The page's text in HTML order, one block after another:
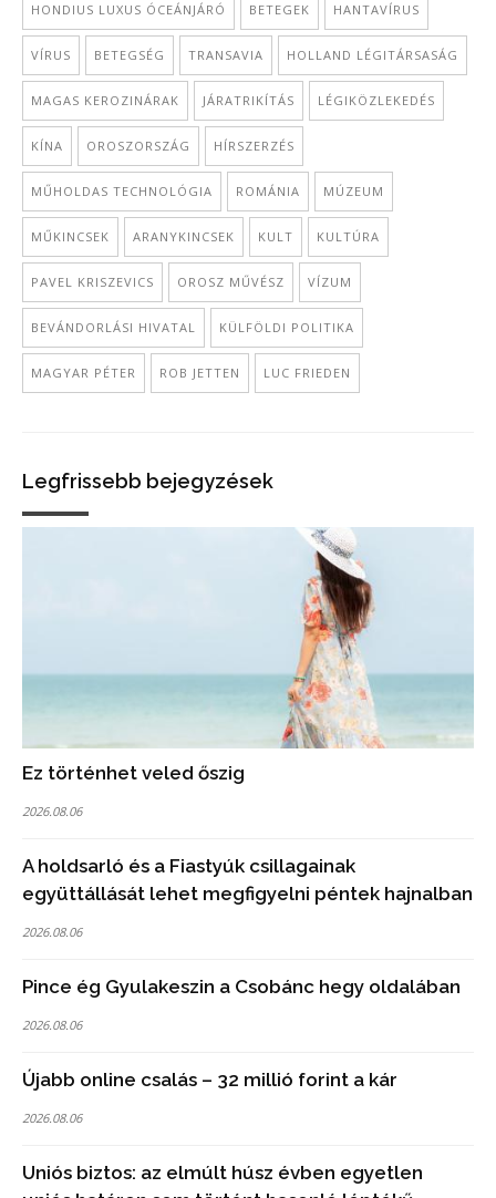
HONDIUS LUXUS ÓCEÁNJÁRÓ BETEGEK HANTAVÍRUS
VÍRUS BETEGSÉG TRANSAVIA HOLLAND LÉGITÁRSASÁG
MAGAS KEROZINÁRAK JÁRATRIKÍTÁS LÉGIKÖZLEKEDÉS
KÍNA OROSZORSZÁG HÍRSZERZÉS
MŰHOLDAS TECHNOLÓGIA ROMÁNIA MÚZEUM
MŰKINCSEK ARANYKINCSEK KULT KULTÚRA
PAVEL KRISZEVICS OROSZ MŰVÉSZ VÍZUM
BEVÁNDORLÁSI HIVATAL KÜLFÖLDI POLITIKA
MAGYAR PÉTER ROB JETTEN LUC FRIEDEN
Legfrissebb bejegyzések
Ez történhet veled őszig
2026.08.06
A holdsarló és a Fiastyúk csillagainak
együttállását lehet megfigyelni péntek hajnalban
2026.08.06
Pince ég Gyulakeszin a Csobánc hegy oldalában
2026.08.06
Újabb online csalás – 32 millió forint a kár
2026.08.06
Uniós biztos: az elmúlt húsz évben egyetlen